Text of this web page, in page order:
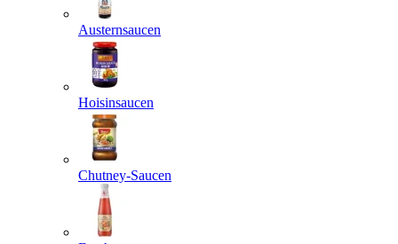
Austernsaucen
Hoisinsaucen
Chutney-Saucen